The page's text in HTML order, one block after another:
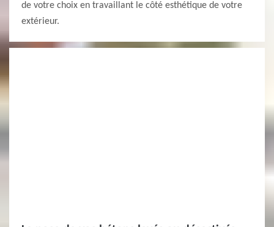
de votre choix en travaillant le côté esthétique de votre
extérieur.